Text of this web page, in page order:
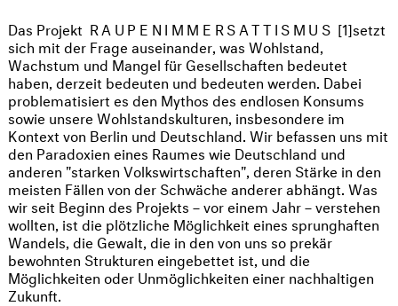
Das Projekt RAUPENIMMERSATTISMUS [1]setzt
sich mit der Frage auseinander, was Wohlstand,
Wachstum und Mangel für Gesellschaften bedeutet
haben, derzeit bedeuten und bedeuten werden. Dabei
problematisiert es den Mythos des endlosen Konsums
sowie unsere Wohlstandskulturen, insbesondere im
Kontext von Berlin und Deutschland. Wir befassen uns mit
den Paradoxien eines Raumes wie Deutschland und
anderen "starken Volkswirtschaften", deren Stärke in den
meisten Fällen von der Schwäche anderer abhängt. Was
wir seit Beginn des Projekts – vor einem Jahr – verstehen
wollten, ist die plötzliche Möglichkeit eines sprunghaften
Wandels, die Gewalt, die in den von uns so prekär
bewohnten Strukturen eingebettet ist, und die
Möglichkeiten oder Unmöglichkeiten einer nachhaltigen
Zukunft.